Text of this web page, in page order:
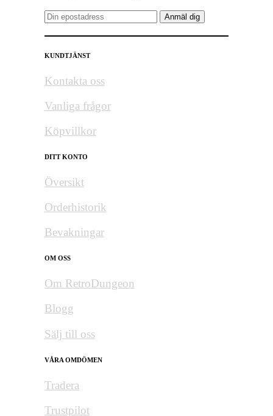
KUNDTJÄNST
Kontakta oss
Vanliga frågor
Köpvillkor
DITT KONTO
Översikt
Orderhistorik
Bevakningar
OM OSS
Om RetroDungeon
Blogg
Sälj till oss
VÅRA OMDÖMEN
Tradera
Trustpilot